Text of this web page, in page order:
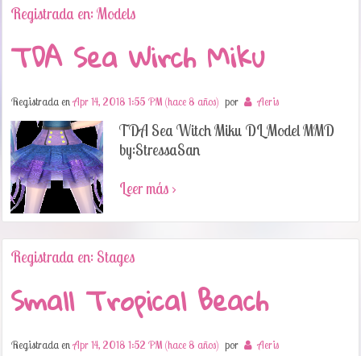
Registrada en: Models
TDA Sea Wirch Miku
Registrada enApr 14, 2018 1:55 PM (hace 8 años) por Aeris
TDA Sea Witch Miku DL Model MMD
by:StressaSan
Leer más ›
Registrada en: Stages
Small Tropical Beach
Registrada enApr 14, 2018 1:52 PM (hace 8 años) por Aeris